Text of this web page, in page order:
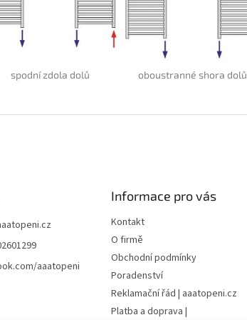
spodní zdola dolů oboustranné shora dolů
aaatopeni
Informace pro vás
Kontakt
O firmě
Obchodní podmínky
Poradenství
Reklamační řád | aaatopeni.cz
Platba a doprava |